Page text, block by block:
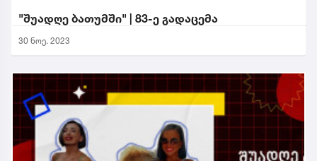
"შუადღე ბათუმში" | 83-ე გადაცემა
30 ნოე. 2023